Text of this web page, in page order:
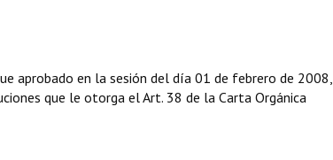
aprobado en la sesión del día 01 de febrero de 2008,
que le otorga el Art. 38 de la Carta Orgánica